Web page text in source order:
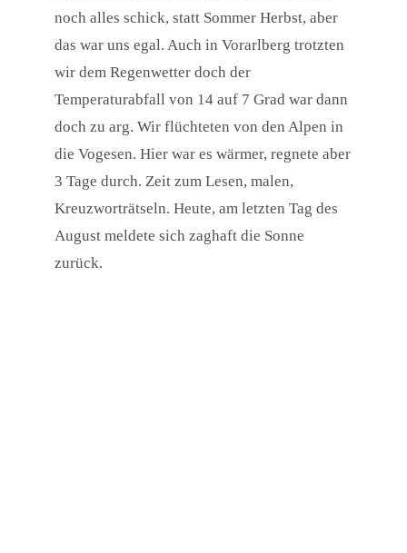
noch alles schick, statt Sommer Herbst, aber
das war uns egal. Auch in Vorarlberg trotzten
wir dem Regenwetter doch der
Temperaturabfall von 14 auf 7 Grad war dann
doch zu arg. Wir flüchteten von den Alpen in
die Vogesen. Hier war es wärmer, regnete aber
3 Tage durch. Zeit zum Lesen, malen,
Kreuzworträtseln. Heute, am letzten Tag des
August meldete sich zaghaft die Sonne
zurück.